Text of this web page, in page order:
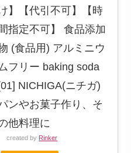
】【代引不可】【時
指定不可】 食品添加
(食品用) アルミニウ
ムフリー baking soda
NICHIGA(ニチガ)
ンやお菓子作り、そ
他料理に
created by Rinker